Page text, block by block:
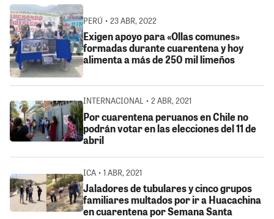
PERÚ • 23 ABR, 2022
Exigen apoyo para «Ollas comunes»
formadas durante cuarentena y hoy
alimenta a más de 250 mil limeños
INTERNACIONAL • 2 ABR, 2021
Por cuarentena peruanos en Chile no
podrán votar en las elecciones del 11 de
abril
ICA • 1 ABR, 2021
Jaladores de tubulares y cinco grupos
familiares multados por ir a Huacachina
en cuarentena por Semana Santa